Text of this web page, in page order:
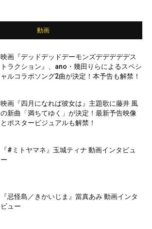
動画
映画『デッドデッドデーモンズデデデデデス
トラクション』、ano・幾田りらによるスペシ
ャルコラボソング2曲が決定！本予告も解禁！
映画『四月になれば彼女は』主題歌に藤井 風
の新曲「満ちてゆく」が決定！最新予告映像
とポスタービジュアルも解禁！
『#ミトヤマネ』玉城ティナ 動画インタビュ
ー
『忌怪島／きかいじま』當真あみ 動画インタ
ビュー